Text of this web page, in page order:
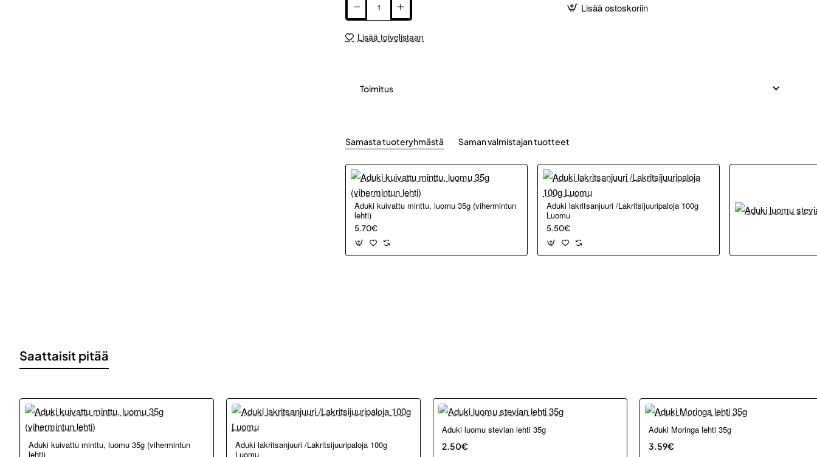
Lisää ostoskoriin
Lisää toivelistaan
Toimitus
Samasta tuoteryhmästä Saman valmistajan tuotteet
Aduki kuivattu minttu, luomu 35g (vihermintun
lehti)
5.70€
Aduki lakritsanjuuri /Lakritsijuuripaloja 100g
Luomu
5.50€
Saattaisit pitää
Aduki kuivattu minttu, luomu 35g (vihermintun
lehti)
Aduki lakritsanjuuri /Lakritsijuuripaloja 100g
Luomu
Aduki luomu stevian lehti 35g
2.50€
Loppu verkosta ja Porvoosta
Aduki Moringa lehti 35g
3.59€